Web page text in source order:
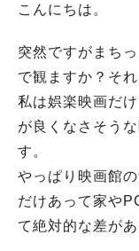
こんにちは。
突然ですがまち
で観ますか？そ
私は娯楽映画だ
が良くなさそう
す。
やっぱり映画館
だけあって家や
て絶対的な差が